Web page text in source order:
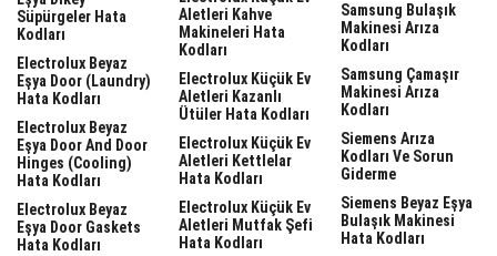
Süpürgeler Hata
Kodları
Electrolux Beyaz
Eşya Door (laundry)
Hata Kodları
Electrolux Beyaz
Eşya Door And Door
Hinges (cooling)
Hata Kodları
Electrolux Beyaz
Eşya Door Gaskets
Hata Kodları
Aletleri Kahve
Makineleri Hata
Kodları
Electrolux Küçük Ev
Aletleri Kazanlı
Ütüler Hata Kodları
Electrolux Küçük Ev
Aletleri Kettlelar
Hata Kodları
Electrolux Küçük Ev
Aletleri Mutfak Şefi
Hata Kodları
Samsung Bulaşık
Makinesi Arıza
Kodları
Samsung Çamaşır
Makinesi Arıza
Kodları
Siemens Arıza
Kodları Ve Sorun
Giderme
Siemens Beyaz Eşya
Bulaşık Makinesi
Hata Kodları